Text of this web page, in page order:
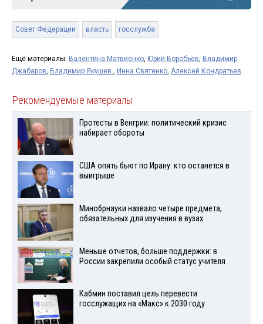
Совет Федерации власть госслужба
Ещё материалы: Валентина Матвиенко, Юрий Воробьев, Владимир
Джабаров, Владимир Якушев , Инна Святенко, Алексей Кондратьев
Рекомендуемые материалы
Протесты в Венгрии: политический кризис
набирает обороты
США опять бьют по Ирану: кто останется в
выигрыше
Минобрнауки назвало четыре предмета,
обязательных для изучения в вузах
Меньше отчетов, больше поддержки: в
России закрепили особый статус учителя
Кабмин поставил цель перевести
госслужащих на «Макс» к 2030 году